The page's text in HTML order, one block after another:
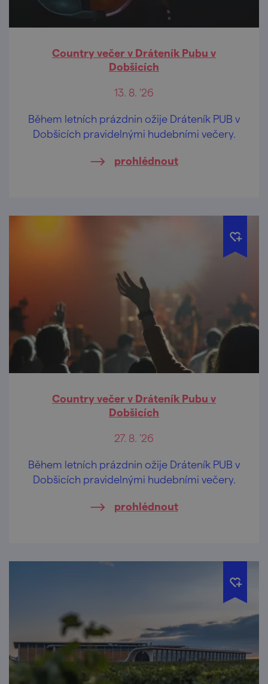
Country večer v Dráteník Pubu v
Dobšicích
13. 8. '26
Během letních prázdnin ožije Dráteník PUB v
Dobšicích pravidelnými hudebními večery.
prohlédnout
Country večer v Dráteník Pubu v
Dobšicích
27. 8. '26
Během letních prázdnin ožije Dráteník PUB v
Dobšicích pravidelnými hudebními večery.
prohlédnout